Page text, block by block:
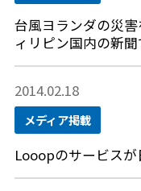
台風ヨランダの災
ィリピン国内の新
2014.02.18
メディア掲載
Looopのサービス